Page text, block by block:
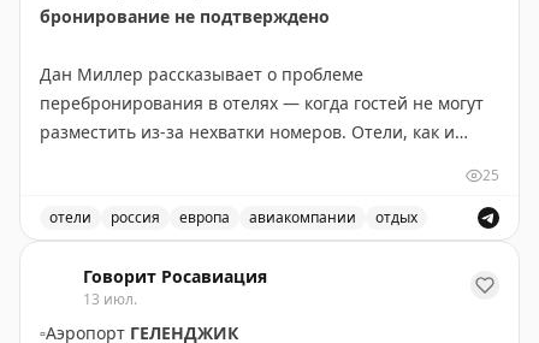
бронирование не подтверждено
Дан Миллер рассказывает о проблеме
перебронирования в отелях — когда гостей не могут
разместить из-за нехватки номеров. Отели, как и
отказов и отмен. Основные причины: гости остаются
дольше запланированного, технические проблемы,
крупные события в городе или непредвиденные
обстоятельства. Чтобы избежать проблемы,
рекомендуется бронировать напрямую на сайте
отеля, уведомлять об опоздании, присоединиться к
25
отели россия европа авиакомпании отдых
Говорит Росавиация
13 июл.
▫️Аэропорт ГЕЛЕНДЖИК